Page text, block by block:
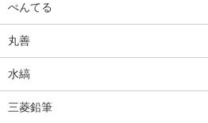
ぺんてる
丸善
水縞
三菱鉛筆